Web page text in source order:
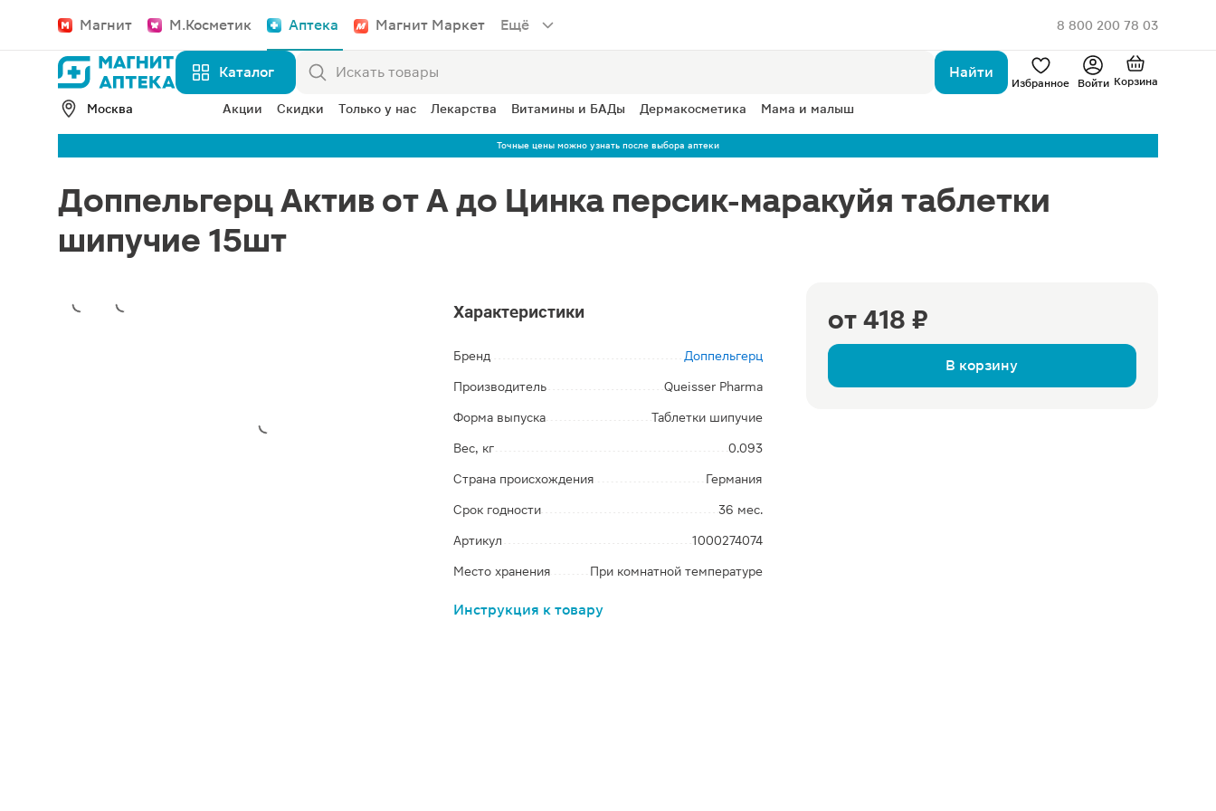
Магнит М.Косметик Аптека Магнит Маркет Ещё 8 800 200 78 03
Каталог Найти
Избранное Войти Корзина
Москва Акции Скидки Только у нас Лекарства Витамины и БАДы Дермакосметика Мама и малыш
Точные цены можно узнать после выбора аптеки
Доппельгерц Актив от А до Цинка персик-маракуйя таблетки
шипучие 15шт
от 418 ₽
В корзину
Характеристики
Бренд Доппельгерц
Производитель Queisser Pharma
Форма выпуска Таблетки шипучие
Вес, кг 0.093
Страна происхождения Германия
Срок годности 36 мес.
Артикул 1000274074
Место хранения При комнатной температуре
Инструкция к товару